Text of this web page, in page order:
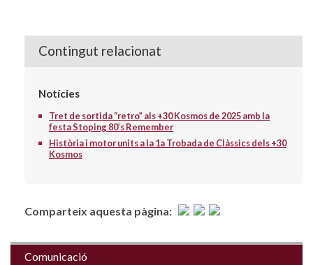
Contingut relacionat
Notícies
Tret de sortida “retro” als +30 Kosmos de 2025 amb la
festa Stoping 80’s Remember
Història i motor units a la 1a Trobada de Clàssics dels +30
Kosmos
Comparteix aquesta pàgina:
Comunicació